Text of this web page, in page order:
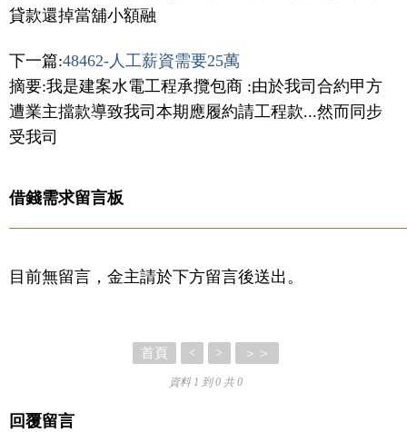
貸款還掉當舖小額融
下一篇:48462-人工薪資需要25萬
摘要:我是建案水電工程承攬包商 :由於我司合約甲方
遭業主擋款導致我司本期應履約請工程款...然而同步
受我司
借錢需求留言板
目前無留言，金主請於下方留言後送出。
首頁 < > ＞＞
資料 1 到 0 共 0
回覆留言